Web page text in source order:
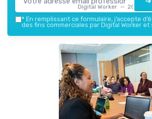
Digital Worker — 2026
* En remplissant ce formulaire, j’accepte
des fins commerciales par Digital Worker et